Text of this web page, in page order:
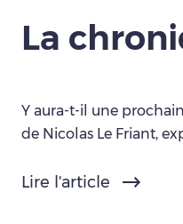
La
Y aura-t-il une
de Nicolas Le Friant,
Lire l'article